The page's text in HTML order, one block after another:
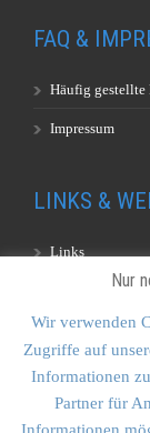
FAQ &
Häufig gestellte
Impressum
LINKS &
Links
KONTAKT
Kontakt
Nur
Wir verwenden
Zugriffe auf
Informationen
Partner für
Informationen